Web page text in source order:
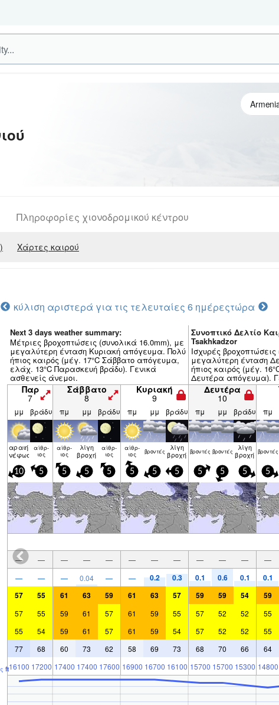
Πληροφορίες χιονοδρομικού κέντρου
Χάρτες καιρού
κύλιση αριστερά για τις τελευταίες 6 ημέρεςτώρα
Next 3 days weather summary:
Μέτριες βροχοπτώσεις (συνολικά 16.0mm), με
μεγαλύτερη ένταση Κυριακή απόγευμα. Πολύ
ήπιος καιρός (μέγ. 17°C Σάββατο απόγευμα,
ελάχ. 13°C Παρασκευή βράδυ). Γενικά
ασθενείς άνεμοι.
Συνοπτικό Δελτίο
Tsakhkadzor
Ισχυρές
μεγαλύτερη ένταση
ήπιος καιρός (μέγ.
Δευτέρα απόγευμα).
Παρ
7
Σάββατο
8
Κυριακή
9
Δευτέρα
10
μμ βράδυ πμ μμ βράδυ πμ μμ βράδυ πμ μμ βράδυ πμ
αραιή
νέφωση
αίθρ­
ιος
αίθρ­
ιος
λίγη
βροχή
αίθρ­
ιος
αίθρ­
ιος βρον­τές λίγη
βροχή βρον­τές βρον­τές λίγη
βροχή βρον­τές
10 5 5 5 5 5 5 5 5 5 5 5
— — — — — — — — — — — —
— — — 0.04 — — 0.2 0.3 0.1 0.6 0.1 0.1
57 55 61 63 59 61 63 57 59 59 54 59
57 55 59 61 57 61 59 55 57 52 52 55
55 54 59 61 57 61 59 54 57 52 52 55
77 68 60 73 62 58 69 73 68 70 66 64
ft16100 17200 17400 17400 17600 16900 16700 16100 15700 15700 15300 14800